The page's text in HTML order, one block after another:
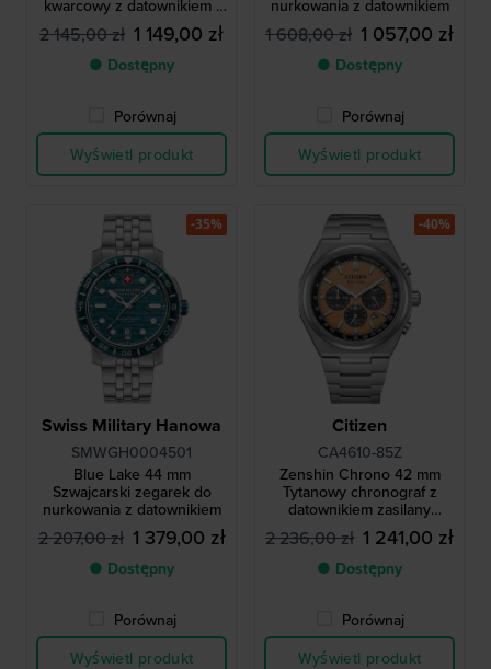
kwarcowy z datownikiem i
tarczą 24h
2 145,00 zł 1 149,00 zł
● Dostępny
Porównaj
Wyświetl produkt
nurkowania z datownikiem
1 608,00 zł 1 057,00 zł
● Dostępny
Porównaj
Wyświetl produkt
Swiss Military Hanowa
SMWGH0004501
Blue Lake 44 mm
Szwajcarski zegarek do
nurkowania z datownikiem
2 207,00 zł 1 379,00 zł
● Dostępny
Porównaj
Wyświetl produkt
-35%
Citizen
CA4610-85Z
Zenshin Chrono 42 mm
Tytanowy chronograf z
datownikiem zasilany
energią słoneczną
2 236,00 zł 1 241,00 zł
● Dostępny
Porównaj
Wyświetl produkt
-40%